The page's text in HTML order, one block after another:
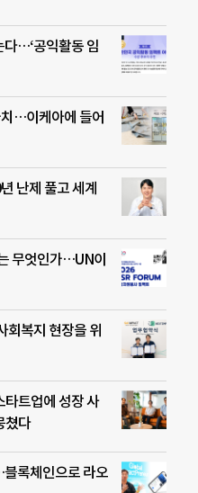
다…‘공익활동 임
…이케아에 들어
난제 풀고 세계
무엇인가…UN이
회복지 현장을 위
타트업에 성장 사
쳤다
록체인으로 라오